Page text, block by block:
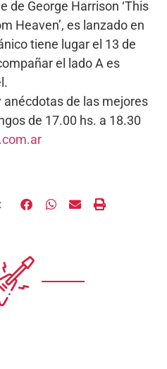
de George Harrison ‘This
Heaven’, es lanzado en
tiene lugar el 13 de
el lado A es
anécdotas de las mejores
de 17.00 hs. a 18.30